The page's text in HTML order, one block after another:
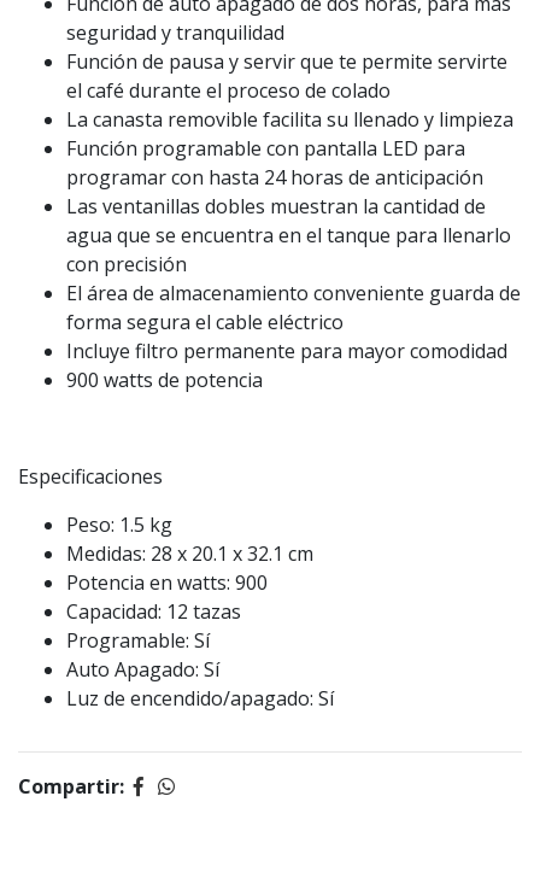
seguridad y tranquilidad
Función de pausa y servir que te permite servirte
el café durante el proceso de colado
La canasta removible facilita su llenado y limpieza
Función programable con pantalla LED para
programar con hasta 24 horas de anticipación
Las ventanillas dobles muestran la cantidad de
agua que se encuentra en el tanque para llenarlo
con precisión
El área de almacenamiento conveniente guarda de
forma segura el cable eléctrico
Incluye filtro permanente para mayor comodidad
900 watts de potencia
Especificaciones
Peso: 1.5 kg
Medidas: 28 x 20.1 x 32.1 cm
Potencia en watts: 900
Capacidad: 12 tazas
Programable: Sí
Auto Apagado: Sí
Luz de encendido/apagado: Sí
Compartir: